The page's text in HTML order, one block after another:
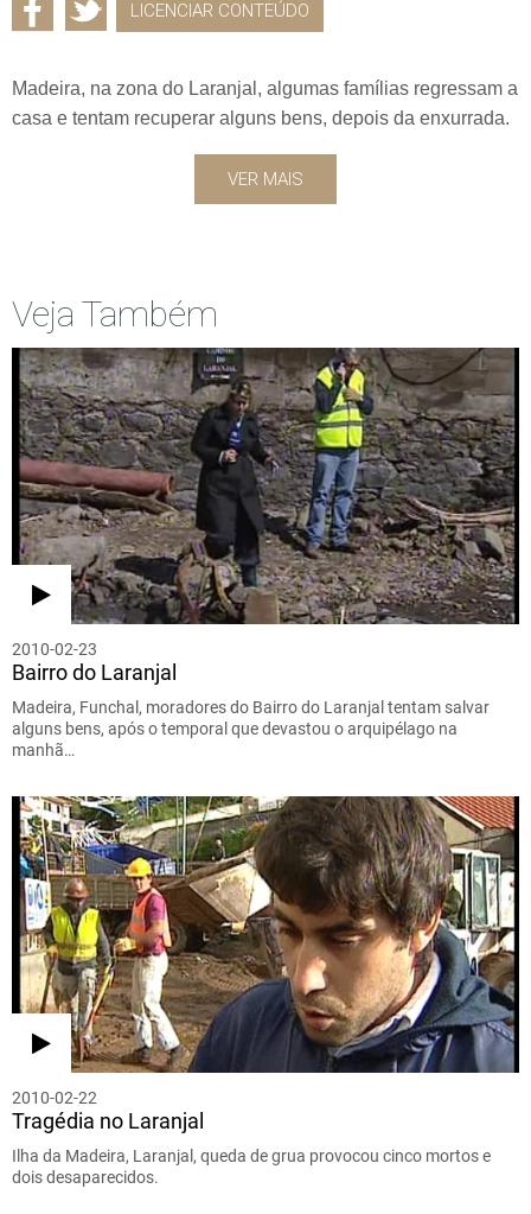
LICENCIAR CONTEÚDO
Madeira, na zona do Laranjal, algumas famílias regressam a
casa e tentam recuperar alguns bens, depois da enxurrada.
VER MAIS
Veja Também
2010-02-23
Bairro do Laranjal
Madeira, Funchal, moradores do Bairro do Laranjal tentam salvar
alguns bens, após o temporal que devastou o arquipélago na
manhã…
2010-02-22
Tragédia no Laranjal
Ilha da Madeira, Laranjal, queda de grua provocou cinco mortos e
dois desaparecidos.